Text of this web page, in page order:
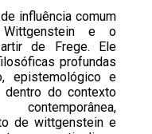
influência comum
e o
de Frege. Ele
profundas
epistemológico e
dentro do contexto
de wittgenstein e